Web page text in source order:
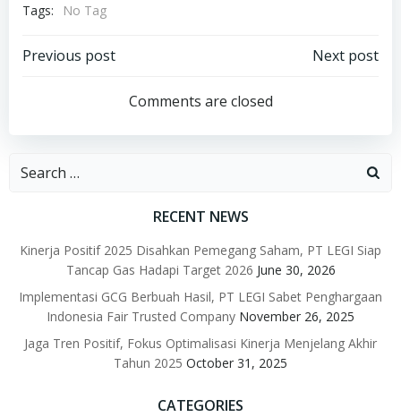
Tags:
No Tag
Post
navigation
Previous post
navigation
Next post
Comments are closed
Search
RECENT NEWS
Kinerja Positif 2025 Disahkan Pemegang Saham, PT LEGI Siap
Tancap Gas Hadapi Target 2026 June 30, 2026
Implementasi GCG Berbuah Hasil, PT LEGI Sabet Penghargaan
Indonesia Fair Trusted Company November 26, 2025
Jaga Tren Positif, Fokus Optimalisasi Kinerja Menjelang Akhir
Tahun 2025 October 31, 2025
CATEGORIES